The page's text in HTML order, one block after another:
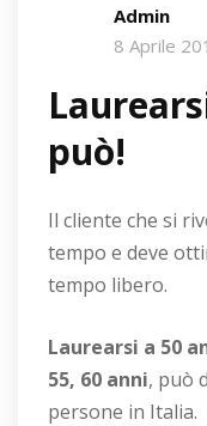
Admin
8 Aprile
può!
Il cliente che si
tempo e deve
tempo libero.
Laurearsi a 50
55, 60 anni, può
persone in Italia.